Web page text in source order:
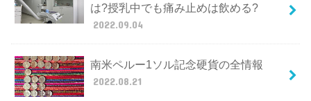
は?授乳中でも痛み止めは飲める?
2022.09.04
南米ペルー1ソル記念硬貨の全情報
2022.08.21